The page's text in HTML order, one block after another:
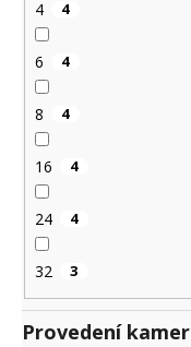
4 4
6 4
8 4
16 4
24 4
32 3
Provedení kamer